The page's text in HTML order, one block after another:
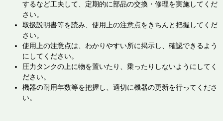
するなど工夫して、定期的に部品の交換・修理を実施してくだ
さい。
取扱説明書等を読み、使用上の注意点をきちんと把握してくだ
さい。
使用上の注意点は、わかりやすい所に掲示し、確認できるよう
にしてください。
圧力タンクの上に物を置いたり、乗ったりしないようにしてく
ださい。
機器の耐用年数等を把握し、適切に機器の更新を行ってくださ
い。